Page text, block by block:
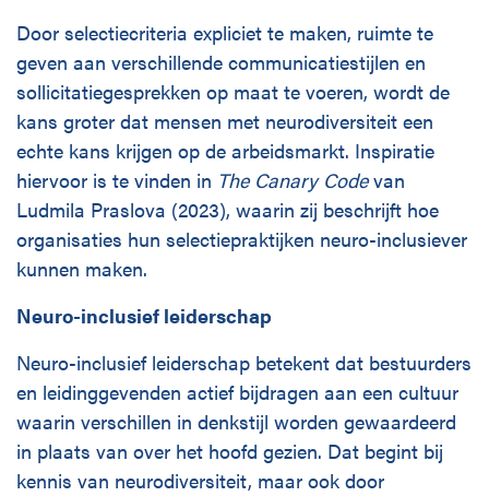
Door selectiecriteria expliciet te maken, ruimte te
geven aan verschillende communicatiestijlen en
sollicitatiegesprekken op maat te voeren, wordt de
kans groter dat mensen met neurodiversiteit een
echte kans krijgen op de arbeidsmarkt. Inspiratie
hiervoor is te vinden in The Canary Codevan
Ludmila Praslova (2023), waarin zij beschrijft hoe
organisaties hun selectiepraktijken neuro-inclusiever
kunnen maken.
Neuro-inclusief leiderschap
Neuro-inclusief leiderschap betekent dat bestuurders
en leidinggevenden actief bijdragen aan een cultuur
waarin verschillen in denkstijl worden gewaardeerd
in plaats van over het hoofd gezien. Dat begint bij
kennis van neurodiversiteit, maar ook door